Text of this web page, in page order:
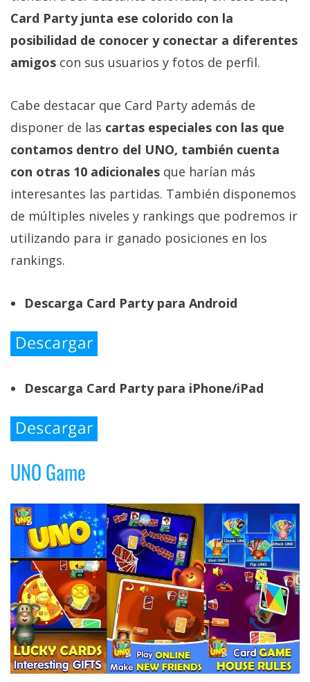
Card Party junta ese colorido con la
posibilidad de conocer y conectar a diferentes
amigos con sus usuarios y fotos de perfil.
Cabe destacar que Card Party además de
disponer de las cartas especiales con las que
contamos dentro del UNO, también cuenta
con otras 10 adicionales que harían más
interesantes las partidas. También disponemos
de múltiples niveles y rankings que podremos ir
utilizando para ir ganado posiciones en los
rankings.
Descarga Card Party para Android
Descarga Card Party para iPhone/iPad
UNO Game